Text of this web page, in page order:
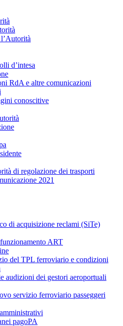
d’intesa
RdA e altre comunicazioni
conoscitive
di regolazione dei trasporti
2021
di acquisizione reclami (SiTe)
ART
del TPL ferroviario e condizioni
audizioni dei gestori aeroportuali
servizio ferroviario passeggeri
pagoPA